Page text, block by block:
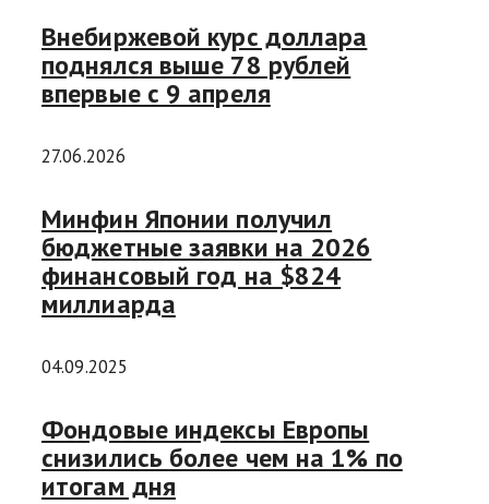
Внебиржевой курс доллара
поднялся выше 78 рублей
впервые с 9 апреля
27.06.2026
Минфин Японии получил
бюджетные заявки на 2026
финансовый год на $824
миллиарда
04.09.2025
Фондовые индексы Европы
снизились более чем на 1% по
итогам дня